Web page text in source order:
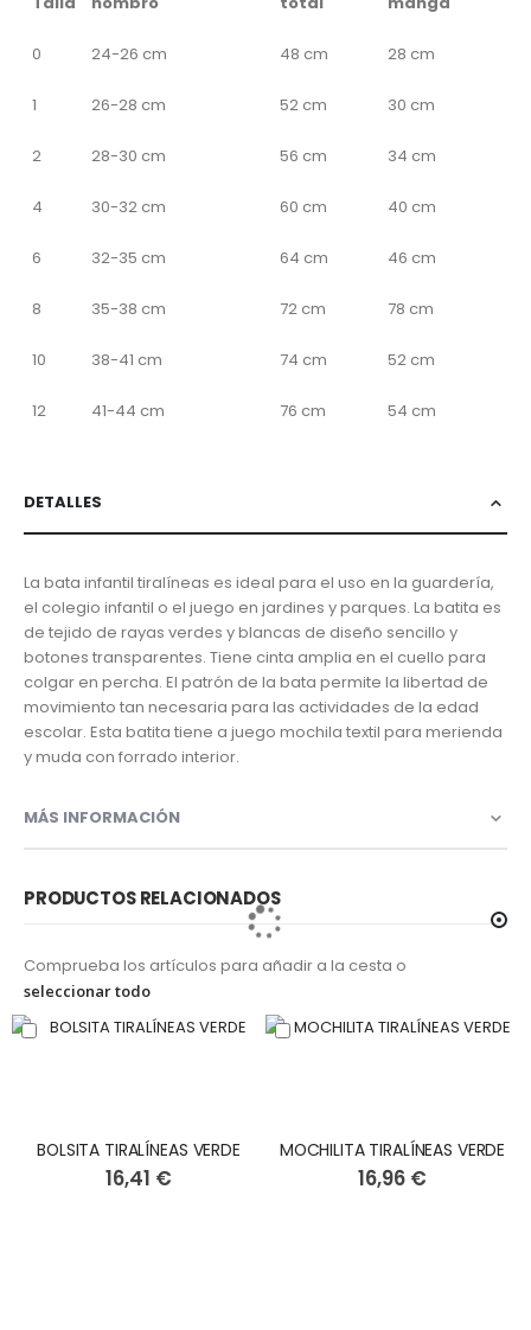
0 24-26 cm 48 cm 28 cm
1 26-28 cm 52 cm 30 cm
2 28-30 cm 56 cm 34 cm
4 30-32 cm 60 cm 40 cm
6 32-35 cm 64 cm 46 cm
8 35-38 cm 72 cm 78 cm
10 38-41 cm 74 cm 52 cm
12 41-44 cm 76 cm 54 cm
DETALLES
La bata infantil tiralíneas es ideal para el uso en la guardería,
el colegio infantil o el juego en jardines y parques. La batita es
de tejido de rayas verdes y blancas de diseño sencillo y
botones transparentes. Tiene cinta amplia en el cuello para
colgar en percha. El patrón de la bata permite la libertad de
movimiento tan necesaria para las actividades de la edad
escolar. Esta batita tiene a juego mochila textil para merienda
y muda con forrado interior.
MÁS INFORMACIÓN
PRODUCTOS RELACIONADOS
Comprueba los artículos para añadir a la cesta o
seleccionar todo
BOLSITA TIRALÍNEAS VERDE
16,41 €
MOCHILITA TIRALÍNEAS VERDE
16,96 €